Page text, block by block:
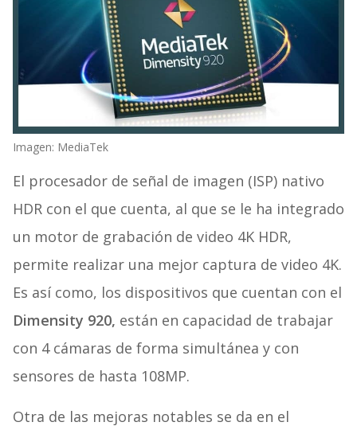
Imagen: MediaTek
El procesador de señal de imagen (ISP) nativo
HDR con el que cuenta, al que se le ha integrado
un motor de grabación de video 4K HDR,
permite realizar una mejor captura de video 4K.
Es así como, los dispositivos que cuentan con el
Dimensity 920, están en capacidad de trabajar
con 4 cámaras de forma simultánea y con
sensores de hasta 108MP.
Otra de las mejoras notables se da en el